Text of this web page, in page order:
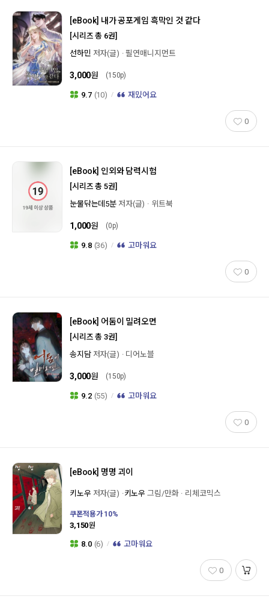
[eBook] 내가 공포게임 흑막인 것 같다
[시리즈 총 6권]
선하민 저자(글) 필연매니지먼트
3,000원 (150p)
9.7 (10) 재밌어요
0
[eBook] 인외와 담력시험
[시리즈 총 5권]
눈물닦는데5분 저자(글) 위트북
1,000원 (0p)
9.8 (36) 고마워요
0
[eBook] 어둠이 밀려오면
[시리즈 총 3권]
송지담 저자(글) 디어노블
3,000원 (150p)
9.2 (55) 고마워요
0
[eBook] 명명 괴이
키노우 저자(글) 키노우 그림/만화 리체코믹스
쿠폰적용가10%
3,150원
8.0 (6) 고마워요
0